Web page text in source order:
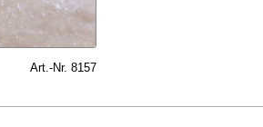
Art.-Nr. 8157